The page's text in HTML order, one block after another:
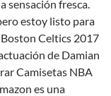
sensación fresca.
estoy listo para
Celtics 2017
de Damian
Camisetas NBA
es una